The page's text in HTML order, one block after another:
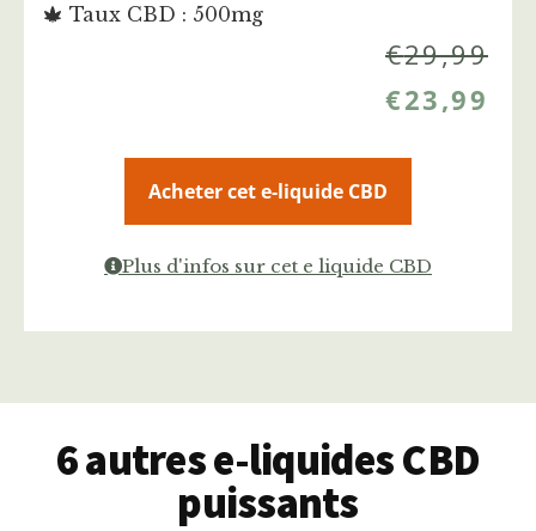
Taux CBD : 500mg
€29,99
€23,99
Acheter cet e-liquide CBD
Plus d'infos sur cet e liquide CBD
6 autres e-liquides CBD
puissants